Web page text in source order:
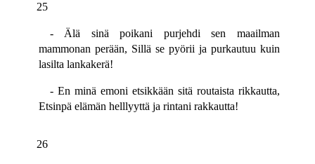
25
- Älä sinä poikani purjehdi sen maailman
mammonan perään, Sillä se pyörii ja purkautuu kuin
lasilta lankakerä!
- En minä emoni etsikkään sitä routaista rikkautta,
Etsinpä elämän helllyyttä ja rintani rakkautta!
26